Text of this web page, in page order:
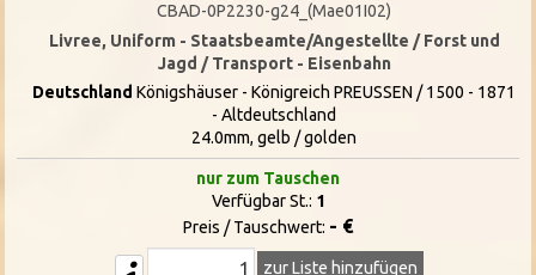
CBAD-0P2230-g24_(Mae01I02)
Livree, Uniform - Staatsbeamte/Angestellte / Forst und
Jagd / Transport - Eisenbahn
Deutschland Königshäuser - Königreich PREUSSEN / 1500 - 1871
- Altdeutschland
24.0mm, gelb / golden
nur zum Tauschen
Verfügbar St.: 1
Preis / Tauschwert: - €
zur Liste hinzufügen